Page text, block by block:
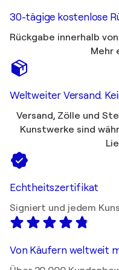
30-tägige kostenlose
Rückgabe innerhalb
Mehr
Weltweiter Versand.
Versand, Zölle und
Kunstwerke sind
Echtheitszertifikat
Signiert und jedem
Von Käufern weltweit